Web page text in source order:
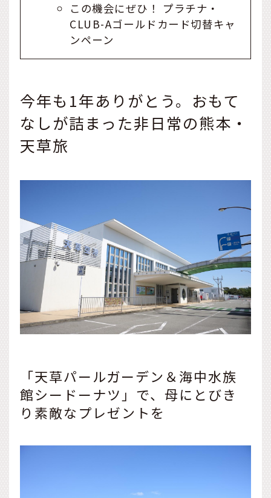
この機会にぜひ！ プラチナ・
CLUB-Aゴールドカード切替キャ
ンペーン
今年も1年ありがとう。おもて
なしが詰まった非日常の熊本・
天草旅
「天草パールガーデン＆海中水族
館シードーナツ」で、母にとびき
り素敵なプレゼントを